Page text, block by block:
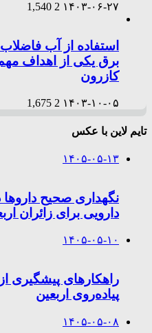
۱۴۰۳-۰۶-۲۷ 2
1,540
استفاده از آب
برق یکی از اهداف
کازرون
۱۴۰۳-۱۰-۰۵ 2
1,675
تایم لاین با عکس
۱۴۰۵-۰۵-۱۳
نگهداری صحیح
دارویی برای زائران
۱۴۰۵-۰۵-۱۰
راهکارهای پیشگیری
پیاده‌روی اربعین
۱۴۰۵-۰۵-۰۸